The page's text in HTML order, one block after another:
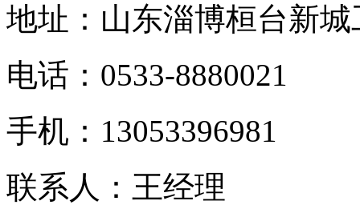
地址：山东淄博桓台新
电话： 0533-8880021
手机： 13053396981
联系人：王经理